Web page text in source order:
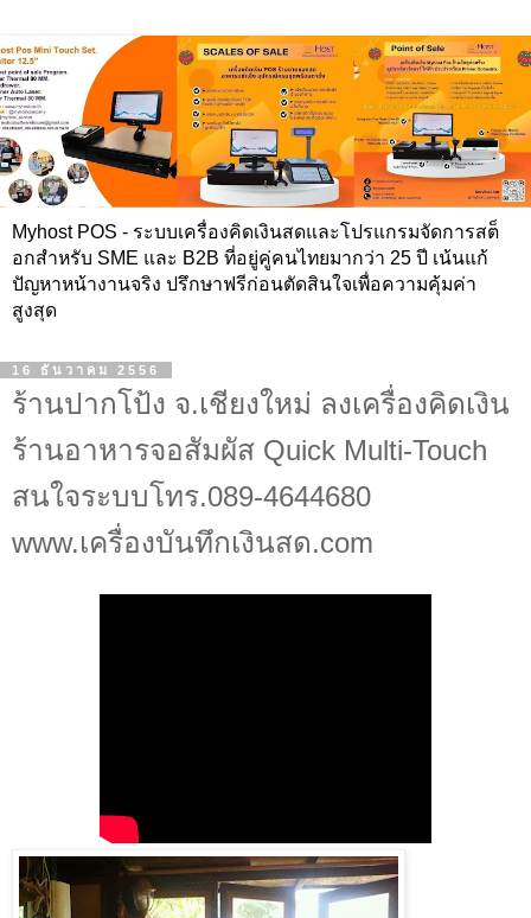
Myhost POS - ระบบเครื่องคิดเงินสดและโปรแกรมจัดการสต็
อกสำหรับ SME และ B2B ที่อยู่คู่คนไทยมากว่า 25 ปี เน้นแก้
ปัญหาหน้างานจริง ปรึกษาฟรีก่อนตัดสินใจเพื่อความคุ้มค่า
สูงสุด
16 ธันวาคม 2556
ร้านปากโป้ง จ.เชียงใหม่ ลงเครื่องคิดเงิน
ร้านอาหารจอสัมผัส Quick Multi-Touch
สนใจระบบโทร.089-4644680
www.เครื่องบันทึกเงินสด.com